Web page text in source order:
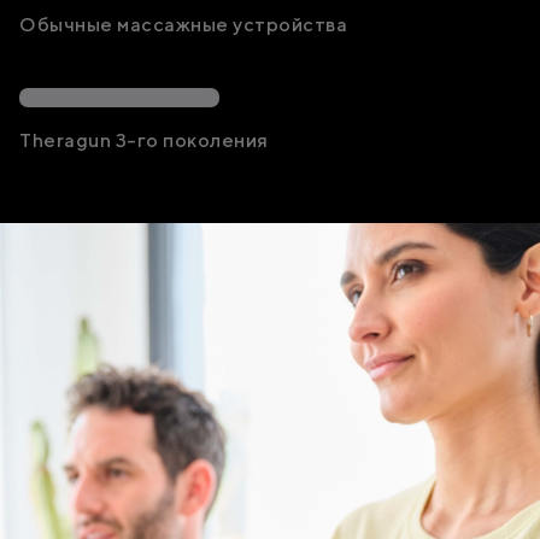
Обычные массажные устройства
Theragun 3-го поколения